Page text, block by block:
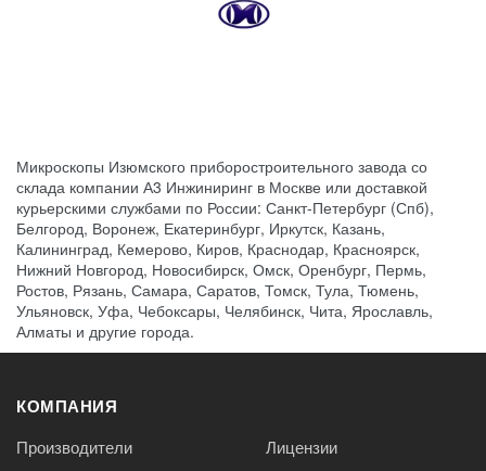
Микроскопы Изюмского приборостроительного завода со
склада компании А3 Инжиниринг в Москве или доставкой
курьерскими службами по России: Санкт-Петербург (Спб),
Белгород, Воронеж, Екатеринбург, Иркутск, Казань,
Калининград, Кемерово, Киров, Краснодар, Красноярск,
Нижний Новгород, Новосибирск, Омск, Оренбург, Пермь,
Ростов, Рязань, Самара, Саратов, Томск, Тула, Тюмень,
Ульяновск, Уфа, Чебоксары, Челябинск, Чита, Ярославль,
Алматы и другие города.
КОМПАНИЯ
Производители Лицензии